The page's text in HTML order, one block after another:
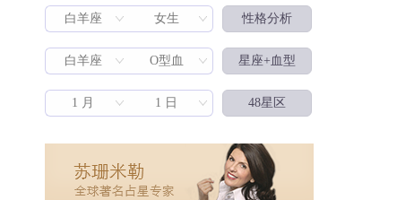
白羊座 女生 性格分析
白羊座 O型血 星座+血型
1 月 1 日 48星区